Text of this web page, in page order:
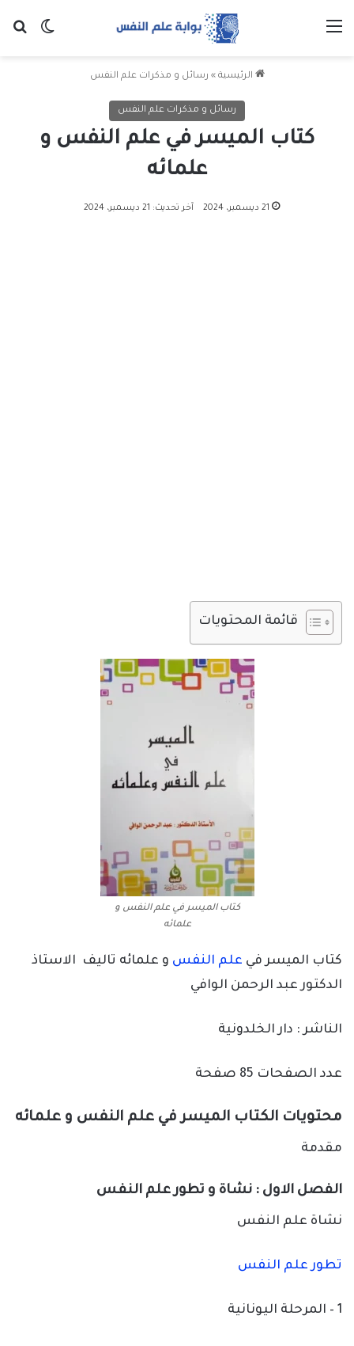
الرئيسية » رسائل و مذكرات علم النفس
رسائل و مذكرات علم النفس
كتاب الميسر في علم النفس و
علمائه
21 ديسمبر، 2024 آخر تحديث: 21 ديسمبر، 2024
قائمة المحتويات
كتاب الميسر في علم النفس و
علمائه
كتاب الميسر في علم النفس و علمائه تاليف الاستاذ
الدكتور عبد الرحمن الوافي
الناشر : دار الخلدونية
عدد الصفحات 85 صفحة
محتويات الكتاب الميسر في علم النفس و علمائه
مقدمة
الفصل الاول : نشاة و تطور علم النفس
نشاة علم النفس
تطور علم النفس
1 – المرحلة اليونانية